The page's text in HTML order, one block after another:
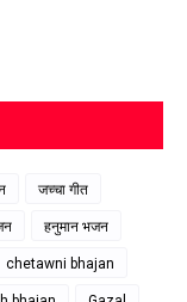
जच्चा गीत
हनुमान भजन
chetawni bhajan